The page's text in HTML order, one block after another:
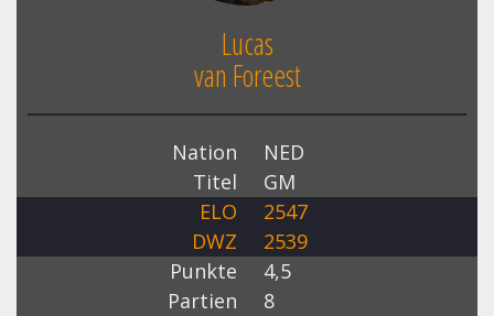
Lucas
van Foreest
Nation
NED
Titel
GM
ELO
2547
DWZ
2539
Punkte
4,5
Partien
8